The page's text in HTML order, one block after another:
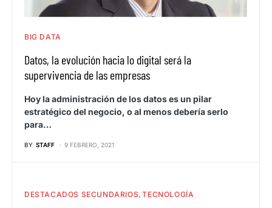
BIG DATA
Datos, la evolución hacia lo digital será la
supervivencia de las empresas
Hoy la administración de los datos es un pilar
estratégico del negocio, o al menos debería serlo
para…
BY STAFF 9 FEBRERO, 2021
DESTACADOS SECUNDARIOS TECNOLOGÍA